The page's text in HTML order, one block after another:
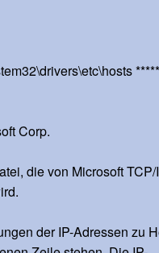
Corp.
die von Microsoft TCP/
der IP-Adressen zu